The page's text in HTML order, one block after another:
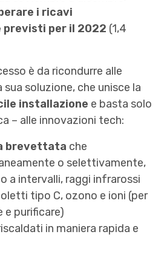
i ricavi
per il 2022 (1,4
è da ricondurre alle
soluzione, che unisce la
installazione e basta solo
– alle innovazioni tech:
brevettata che
o selettivamente,
a intervalli, raggi infrarossi
tipo C, ozono e ioni (per
e purificare)
in maniera rapida e